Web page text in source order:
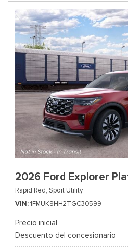
2026 Ford Explorer
Rapid Red, Sport Utility
VIN 1FMUK8HH2TGC30599
Precio inicial
Descuento del concesionario